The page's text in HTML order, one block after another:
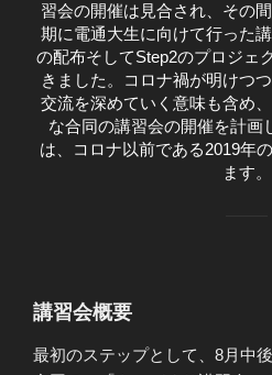
習会の開催は見合され、その
期に電通大生に向けて行った
の配布そしてStep2のプロジェ
きました。コロナ禍が明けつ
交流を深めていく意味も含め
な合同の講習会の開催を計画
は、コロナ以前である2019年
ます。
講習会概要
最初のステップとして、8月中